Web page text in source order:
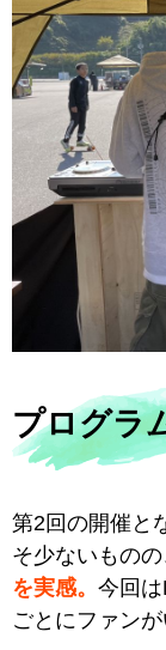
プログラ
第2回の開催と
そ少ないものの
を実感。 今回
ごとにファン